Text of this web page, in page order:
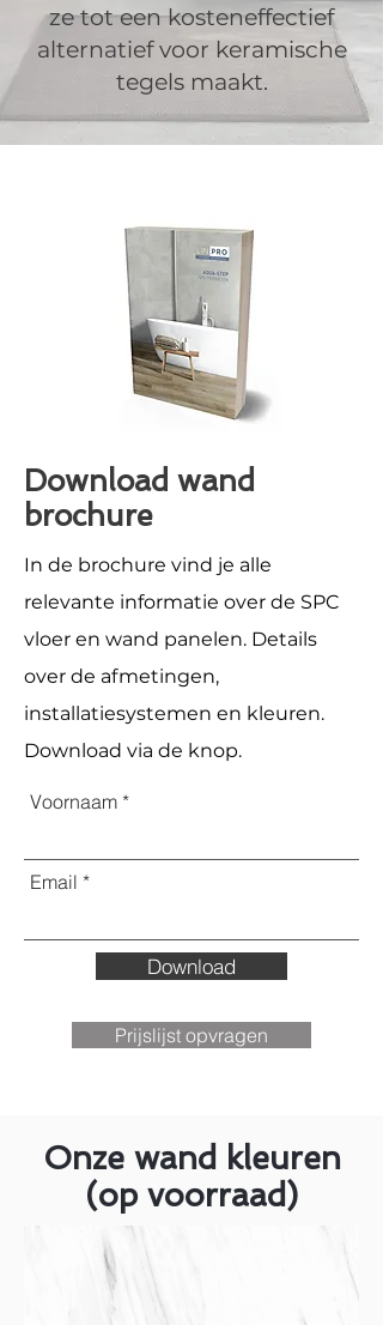
ze tot een kosteneffectief
alternatief voor keramische
tegels maakt.
Download wand
brochure
In de brochure vind je alle
relevante informatie over de SPC
vloer en wand panelen. Details
over de afmetingen,
installatiesystemen en kleuren.
Download via de knop.
Voornaam
Email
Download
Prijslijst opvragen
Onze wand kleuren
(op voorraad)